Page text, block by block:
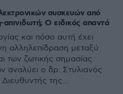
συσκευών από
Ο ειδικός απαντά
και πόσο αυτή έχει
αλληλεπίδραση μεταξύ
των ζωτικής σημασίας
αναλύει ο δρ. Στυλιανός
της